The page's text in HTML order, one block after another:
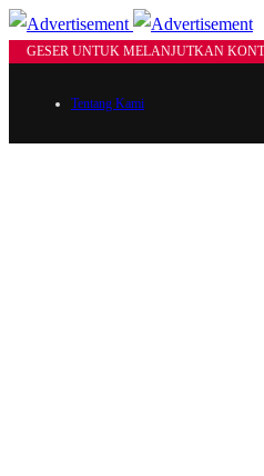
GESER UNTUK MELANJUTKAN
Tentang Kami